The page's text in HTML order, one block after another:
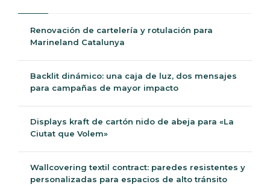
Renovación de cartelería y rotulación para
Marineland Catalunya
Backlit dinámico: una caja de luz, dos mensajes
para campañas de mayor impacto
Displays kraft de cartón nido de abeja para «La
Ciutat que Volem»
Wallcovering textil contract: paredes resistentes y
personalizadas para espacios de alto tránsito